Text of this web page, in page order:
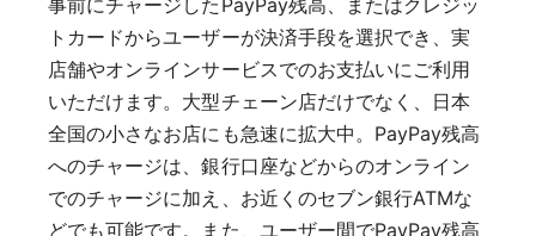
トカードからユーザーが決済手段を選択でき、実
店舗やオンラインサービスでのお支払いにご利用
いただけます。大型チェーン店だけでなく、日本
全国の小さなお店にも急速に拡大中。PayPay残高
へのチャージは、銀行口座などからのオンライン
でのチャージに加え、お近くのセブン銀行ATMな
どでも可能です。また、ユーザー間でPayPay残高